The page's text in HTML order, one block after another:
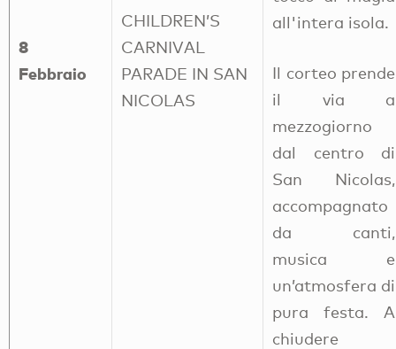
8
Febbraio
CHILDREN’S
CARNIVAL
PARADE IN SAN
NICOLAS
all'intera isola.
Il corteo prende
il via a
mezzogiorno
dal centro di
San Nicolas,
accompagnato
da canti,
musica e
un’atmosfera di
pura festa. A
chiudere